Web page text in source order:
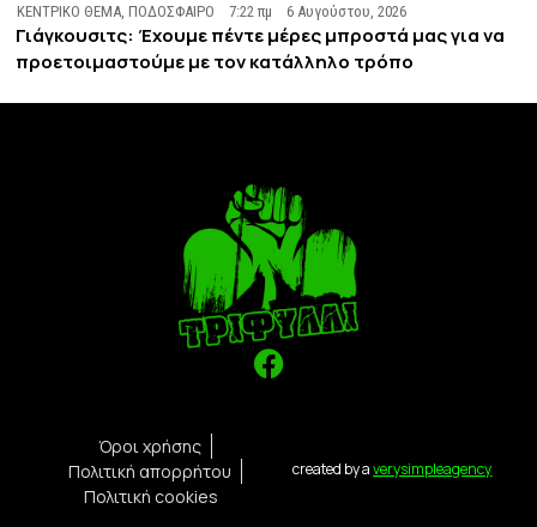
ΚΕΝΤΡΙΚΟ ΘΕΜΑ ,ΠΟΔΟΣΦΑΙΡΟ 7:22 πμ 6 Αυγούστου, 2026
Γιάγκουσιτς: Έχουμε πέντε μέρες μπροστά μας για να
προετοιμαστούμε με τον κατάλληλο τρόπο
created by averysimpleagency
Όροι χρήσης
Πολιτική απορρήτου
Πολιτική cookies